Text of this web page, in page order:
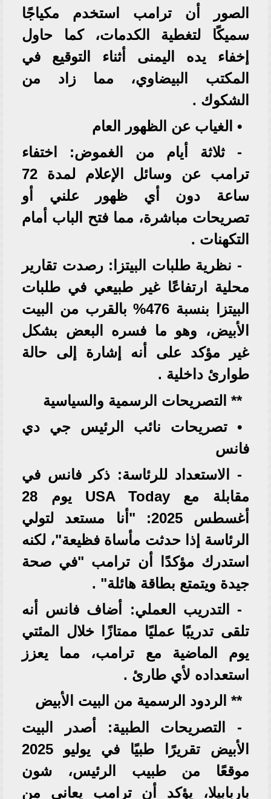
الصور أن ترامب استخدم مكياجًا
سميكًا لتغطية الكدمات، كما حاول
إخفاء يده اليمنى أثناء التوقيع في
المكتب البيضاوي، مما زاد من
الشكوك .
• الغياب عن الظهور العام
- ثلاثة أيام من الغموض: اختفاء
ترامب عن وسائل الإعلام لمدة 72
ساعة دون أي ظهور علني أو
تصريحات مباشرة، مما فتح الباب أمام
التكهنات .
- نظرية طلبات البيتزا: رصدت تقارير
محلية ارتفاعًا غير طبيعي في طلبات
البيتزا بنسبة 476% بالقرب من البيت
الأبيض، وهو ما فسره البعض بشكل
غير مؤكد على أنه إشارة إلى حالة
طوارئ داخلية .
** التصريحات الرسمية والسياسية
• تصريحات نائب الرئيس جي دي
فانس
- الاستعداد للرئاسة: ذكر فانس في
مقابلة مع USA Today يوم 28
أغسطس 2025: "أنا مستعد لتولي
الرئاسة إذا حدثت مأساة فظيعة"، لكنه
استدرك مؤكدًا أن ترامب "في صحة
جيدة ويتمتع بطاقة هائلة" .
- التدريب العملي: أضاف فانس أنه
تلقى تدريبًا عمليًا ممتازًا خلال المئتي
يوم الماضية مع ترامب، مما يعزز
استعداده لأي طارئ .
** الردود الرسمية من البيت الأبيض
- التصريحات الطبية: أصدر البيت
الأبيض تقريرًا طبيًا في يوليو 2025
موقعًا من طبيب الرئيس، شون
باربابيلا، يؤكد أن ترامب يعاني من